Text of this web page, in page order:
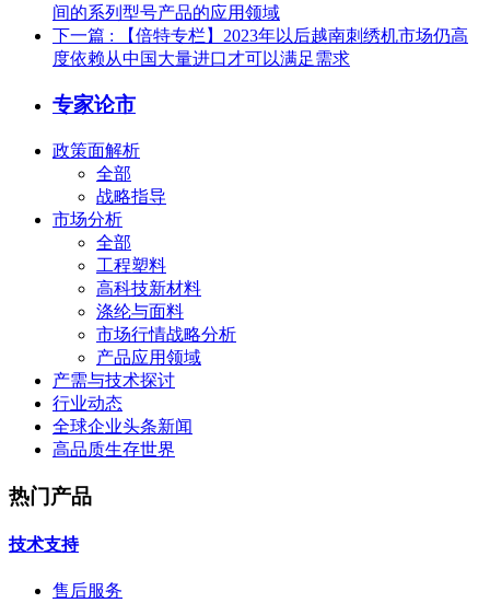
间的系列型号产品的应用领域
下一篇 : 【倍特专栏】2023年以后越南刺绣机市场仍高
度依赖从中国大量进口才可以满足需求
专家论市
政策面解析
全部
战略指导
市场分析
全部
工程塑料
高科技新材料
涤纶与面料
市场行情战略分析
产品应用领域
产需与技术探讨
行业动态
全球企业头条新闻
高品质生存世界
热门产品
技术支持
售后服务